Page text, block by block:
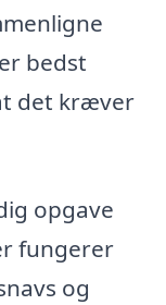
bedst
det kræver
opgave
fungerer
og